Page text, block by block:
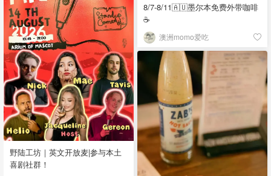
8/7-8/11🇦🇺墨尔本免费外带咖啡
☕
澳洲momo爱吃
野陆工坊｜英文开放麦|参与本土
喜剧社群！